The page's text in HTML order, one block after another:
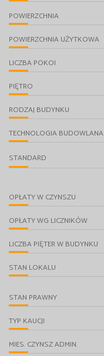
POWIERZCHNIA
POWIERZCHNIA UŻYTKOWA
LICZBA POKOI
PIĘTRO
RODZAJ BUDYNKU
TECHNOLOGIA BUDOWLANA
STANDARD
OPŁATY W CZYNSZU
OPŁATY WG LICZNIKÓW
LICZBA PIĘTER W BUDYNKU
STAN LOKALU
STAN PRAWNY
TYP KAUCJI
MIES. CZYNSZ ADMIN.